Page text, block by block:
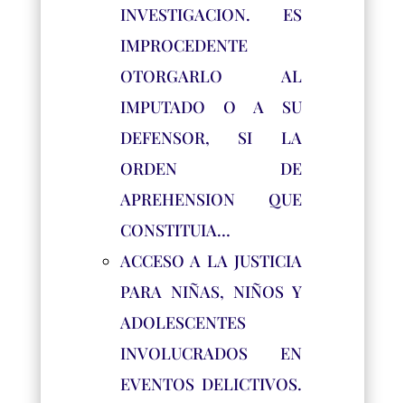
INVESTIGACION. ES
IMPROCEDENTE
OTORGARLO AL
IMPUTADO O A SU
DEFENSOR, SI LA
ORDEN DE
APREHENSION QUE
CONSTITUIA…
ACCESO A LA JUSTICIA
PARA NIÑAS, NIÑOS Y
ADOLESCENTES
INVOLUCRADOS EN
EVENTOS DELICTIVOS.